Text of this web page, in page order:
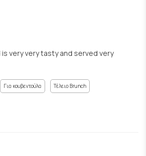
very very tasty and served very
Για κουβεντούλα Τέλειο Brunch